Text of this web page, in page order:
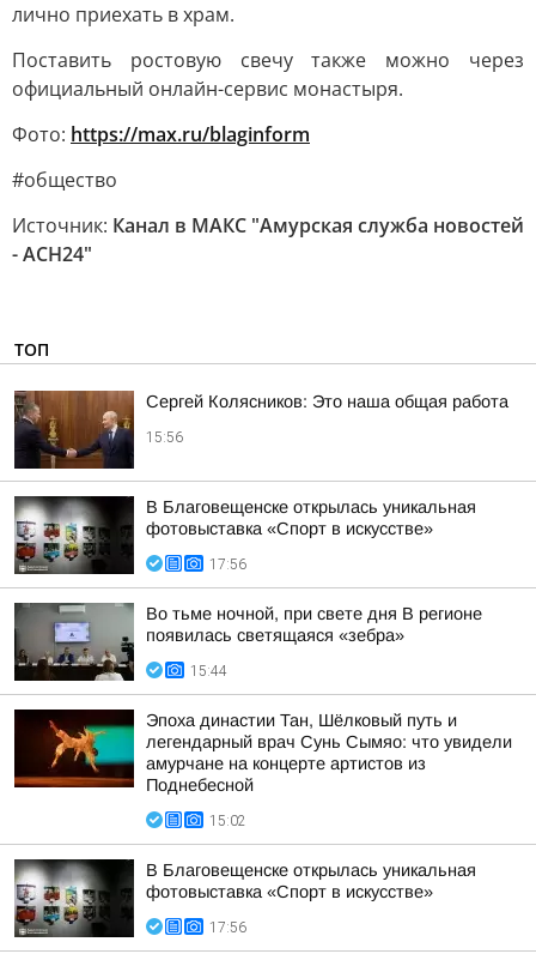
лично приехать в храм.
Поставить ростовую свечу также можно через
официальный онлайн-сервис монастыря.
Фото: https://max.ru/blaginform
#общество
Источник: Канал в МАКС "Амурская служба новостей
- АСН24"
ТОП
Сергей Колясников: Это наша общая работа
15:56
В Благовещенске открылась уникальная
фотовыставка «Спорт в искусстве»
17:56
Во тьме ночной, при свете дня В регионе
появилась светящаяся «зебра»
15:44
Эпоха династии Тан, Шёлковый путь и
легендарный врач Сунь Сымяо: что увидели
амурчане на концерте артистов из
Поднебесной
15:02
В Благовещенске открылась уникальная
фотовыставка «Спорт в искусстве»
17:56